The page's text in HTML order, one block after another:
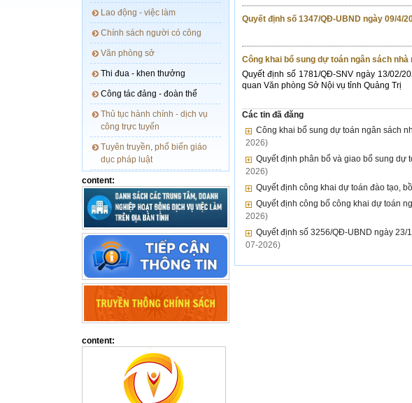
lao động - việc làm
chính sách người có công
văn phòng sở
thi đua - khen thưởng
công tác đảng - đoàn thể
thủ tục hành chính - dịch vụ
công trực tuyến
tuyên truyền, phổ biến giáo
dục pháp luật
content:
content:
Quyết định số 1347/QĐ-UBND ngày 09/4/
Công khai bổ sung dự toán ngân sách
Quyết định số 1781/QĐ-SNV ngày 13/02/
quan Văn phòng Sở Nội vụ tỉnh Quảng Trị
Các tin đã đăng
Công khai bổ sung dự toán ngân sách
2026)
Quyết định phân bổ và giao bổ sung dự
2026)
Quyết định công khai dự toán đào tạo,
Quyết định công bố công khai dự toán
2026)
Quyết định số 3256/QĐ-UBND ngày 23/
07-2026)